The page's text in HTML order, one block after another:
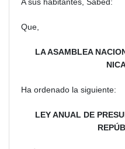
Que,
LA ASAMBLEA
Ha ordenado la siguiente:
LEY ANUAL DE